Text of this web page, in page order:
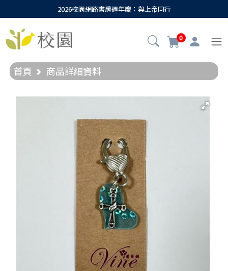
2026校園網路書房週年慶：與上帝同行
0
首頁 商品詳細資料